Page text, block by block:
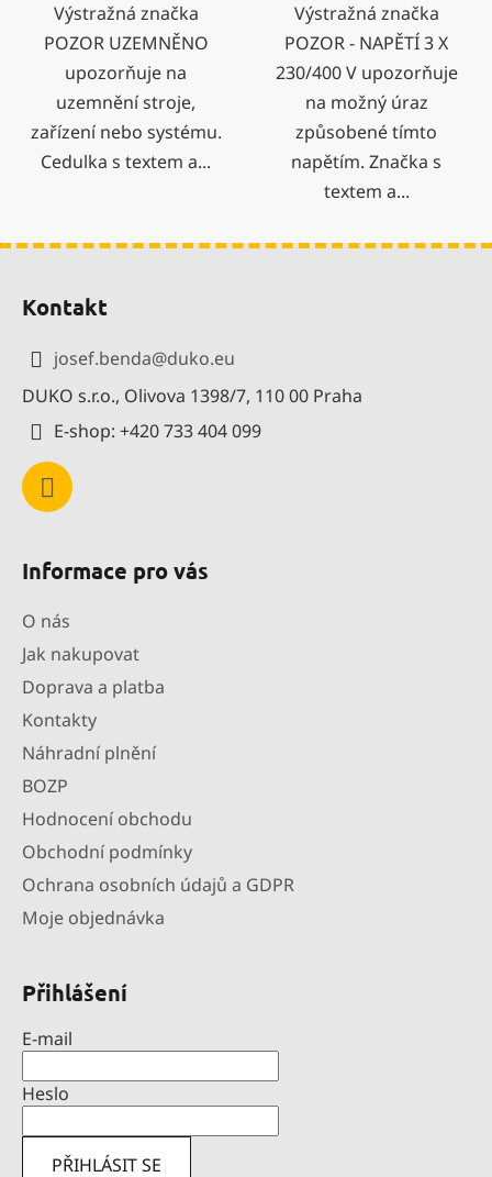
Výstražná značka
POZOR UZEMNĚNO
upozorňuje na
uzemnění stroje,
zařízení nebo systému.
Cedulka s textem a...
Výstražná značka
POZOR - NAPĚTÍ 3 X
230/400 V upozorňuje
na možný úraz
způsobené tímto
napětím. Značka s
textem a...
Kontakt
josef.benda@duko.eu
DUKO s.r.o., Olivova 1398/7, 110 00 Praha
E-shop: +420 733 404 099
Informace pro vás
O nás
Jak nakupovat
Doprava a platba
Kontakty
Náhradní plnění
BOZP
Hodnocení obchodu
Obchodní podmínky
Ochrana osobních údajů a GDPR
Moje objednávka
Přihlášení
E-mail
Heslo
PŘIHLÁSIT SE